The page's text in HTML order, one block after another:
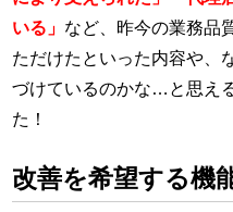
いる」 など、昨今の業務品
ただけたといった内容や、
づけているのかな…と思え
た！
改善を希望する機